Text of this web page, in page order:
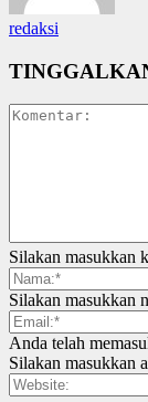
redaksi
Silakan masukkan
Silakan masukkan
Anda telah
Silakan masukkan